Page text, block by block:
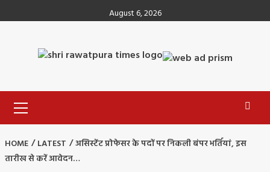
to
August 6, 2026
Menu
HOME LATEST
असिस्टेंट प्रोफेसर के पदों पर निकली बंपर भर्तियां, इस
तारीख से करें आवेदन…